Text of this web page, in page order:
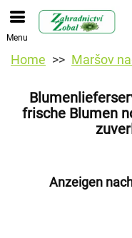
Menu
Home Maršov
frische Blumen
Anzeigen